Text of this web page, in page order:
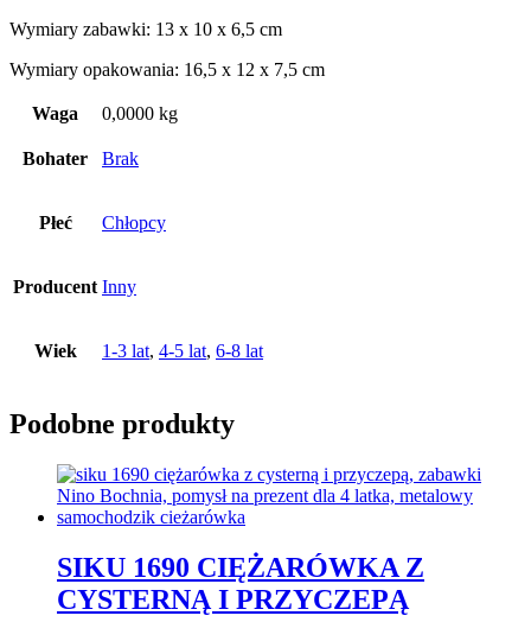
Wymiary zabawki: 13 x 10 x 6,5 cm
Wymiary opakowania: 16,5 x 12 x 7,5 cm
Waga 0,0000 kg
Bohater Brak
Płeć Chłopcy
Producent Inny
Wiek 1-3 lat, 4-5 lat, 6-8 lat
Podobne produkty
SIKU 1690 CIĘŻARÓWKA Z
CYSTERNĄ I PRZYCZEPĄ